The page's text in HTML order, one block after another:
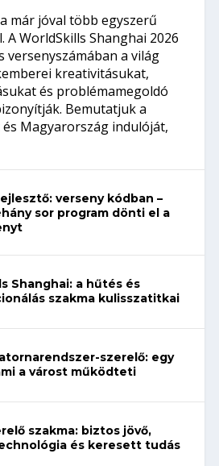
már jóval több egyszerű
A WorldSkills Shanghai 2026
versenyszámában a világ
kreativitásukat,
és problémamegoldó
Bemutatjuk a
Magyarország indulóját,
verseny kódban –
sor program dönti el a
Shanghai: a hűtés és
szakma kulisszatitkai
szerelő: egy
a várost működteti
szakma: biztos jövő,
és keresett tudás